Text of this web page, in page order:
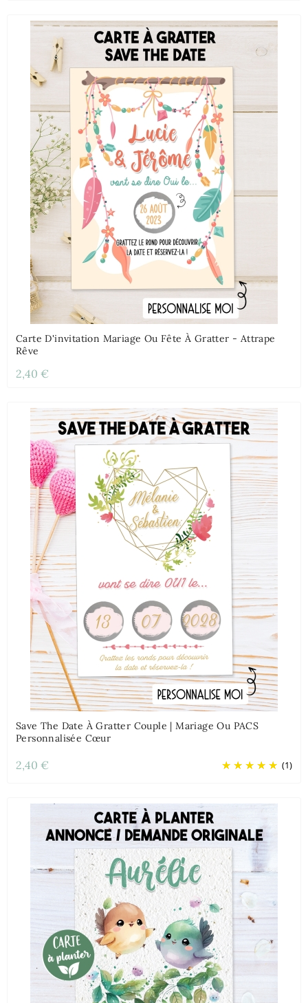
Carte D'invitation Mariage Ou Fête À Gratter - Attrape
Rêve
2,40 €
Save The Date À Gratter Couple | Mariage Ou PACS
Personnalisée Cœur
(1)
2,40 €